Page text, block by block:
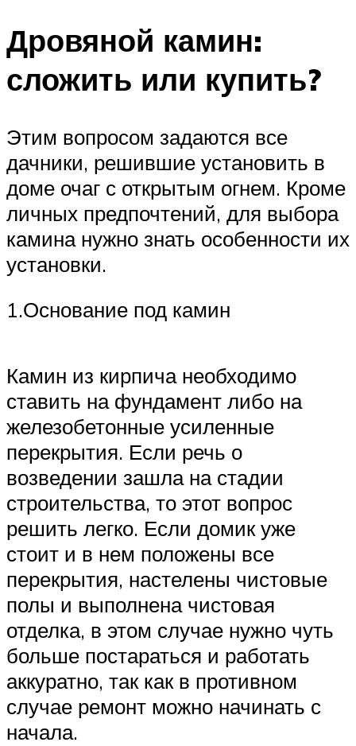
Дровяной камин:
сложить или купить?
Этим вопросом задаются все
дачники, решившие установить в
доме очаг с открытым огнем. Кроме
личных предпочтений, для выбора
камина нужно знать особенности их
установки.
1.Основание под камин
Камин из кирпича необходимо
ставить на фундамент либо на
железобетонные усиленные
перекрытия. Если речь о
возведении зашла на стадии
строительства, то этот вопрос
решить легко. Если домик уже
стоит и в нем положены все
перекрытия, настелены чистовые
полы и выполнена чистовая
отделка, в этом случае нужно чуть
больше постараться и работать
аккуратно, так как в противном
случае ремонт можно начинать с
начала.